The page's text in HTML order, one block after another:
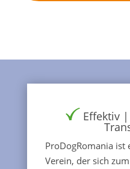
Effektiv |
ProDogRomania ist
Verein, der sich